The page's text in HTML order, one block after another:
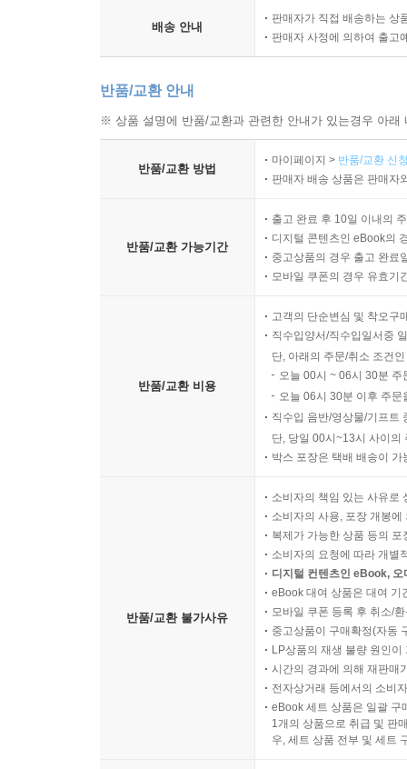
배송 안내
판매자가 직접 배송하는 상
판매자 사정에 의하여 출고
반품/교환 안내
※ 상품 설명에 반품/교환과 관련한 안내가 있는경우 아
반품/교환 방법
마이페이지 > 반품/교환 신
판매자 배송 상품은 판매자
반품/교환 가능기간
출고 완료 후 10일 이내의
디지털 콘텐츠인 eBook의
중고상품의 경우 출고 완료
모바일 쿠폰의 경우 유효기
반품/교환 비용
고객의 단순변심 및 착오구
직수입양서/직수입일서중
단, 아래의 주문/취소 조건
오늘 00시 ~ 06시 30분
오늘 06시 30분 이후 주
직수입 음반/영상물/기프트
단, 당일 00시~13시 사이의
박스 포장은 택배 배송이
반품/교환 불가사유
소비자의 책임 있는 사유로
소비자의 사용, 포장 개봉
복제가 가능한 상품 등의
소비자의 요청에 따라 개별
디지털 컨텐츠인 eBook,
eBook 대여 상품은 대여 기
모바일 쿠폰 등록 후 취소/
중고상품이 구매확정(자동
LP상품의 재생 불량 원인
시간의 경과에 의해 재판매
전자상거래 등에서의 소비
eBook 세트 상품은 일괄 구
1개의 상품으로 취급 및 판
우, 세트 상품 전부 및 세트